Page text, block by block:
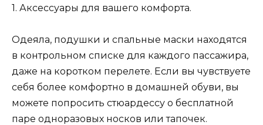
1. Аксессуары для вашего комфорта.
Одеяла, подушки и спальные маски находятся
в контрольном списке для каждого пассажира,
даже на коротком перелете. Если вы чувствуете
себя более комфортно в домашней обуви, вы
можете попросить стюардессу о бесплатной
паре одноразовых носков или тапочек.